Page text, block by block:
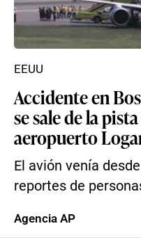
Accidente en
se sale de la
aeropuerto
El avión venía
reportes de
EEUU
Agencia AP